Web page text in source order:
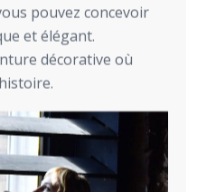
pouvez concevoir
et élégant.
décorative où